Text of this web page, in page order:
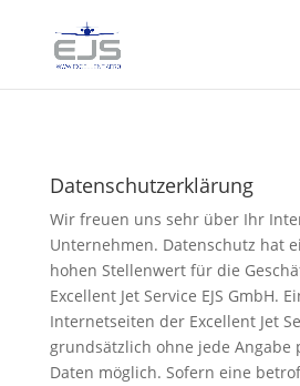
Datenschutzerklärung
Wir freuen uns sehr über Ihr
Unternehmen. Datenschutz hat
hohen Stellenwert für die
Excellent Jet Service EJS GmbH.
Internetseiten der Excellent Jet
grundsätzlich ohne jede Angabe
Daten möglich. Sofern eine